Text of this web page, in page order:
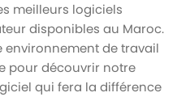
meilleurs logiciels
disponibles au Maroc.
environnement de travail
pour découvrir notre
qui fera la différence